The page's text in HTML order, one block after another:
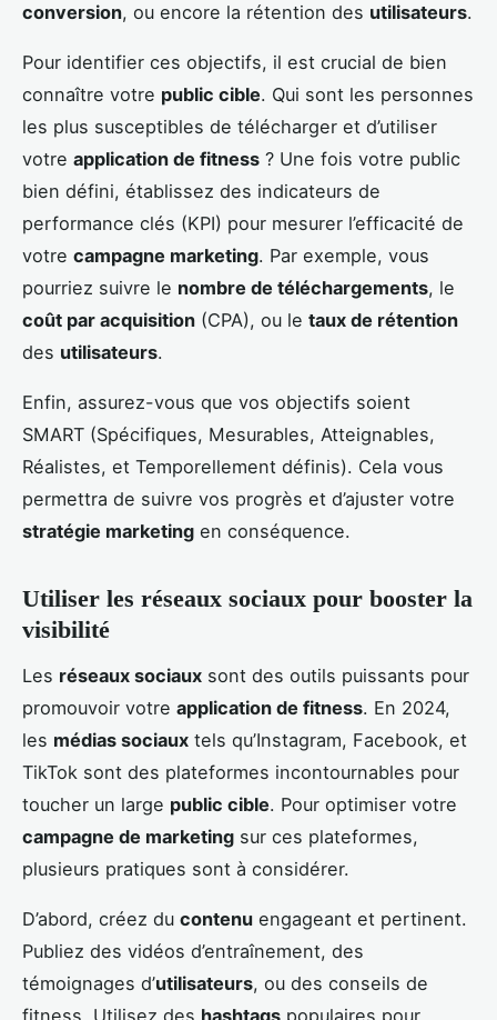
conversion, ou encore la rétention des utilisateurs.
Pour identifier ces objectifs, il est crucial de bien
connaître votre public cible. Qui sont les personnes
les plus susceptibles de télécharger et d’utiliser
votre application de fitness ? Une fois votre public
bien défini, établissez des indicateurs de
performance clés (KPI) pour mesurer l’efficacité de
votre campagne marketing. Par exemple, vous
pourriez suivre le nombre de téléchargements, le
coût par acquisition (CPA), ou le taux de rétention
des utilisateurs.
Enfin, assurez-vous que vos objectifs soient
SMART (Spécifiques, Mesurables, Atteignables,
Réalistes, et Temporellement définis). Cela vous
permettra de suivre vos progrès et d’ajuster votre
stratégie marketing en conséquence.
Utiliser les réseaux sociaux pour booster la
visibilité
Les réseaux sociaux sont des outils puissants pour
promouvoir votre application de fitness. En 2024,
les médias sociaux tels qu’Instagram, Facebook, et
TikTok sont des plateformes incontournables pour
toucher un large public cible. Pour optimiser votre
campagne de marketing sur ces plateformes,
plusieurs pratiques sont à considérer.
D’abord, créez du contenu engageant et pertinent.
Publiez des vidéos d’entraînement, des
témoignages d’utilisateurs, ou des conseils de
fitness. Utilisez des hashtags populaires pour